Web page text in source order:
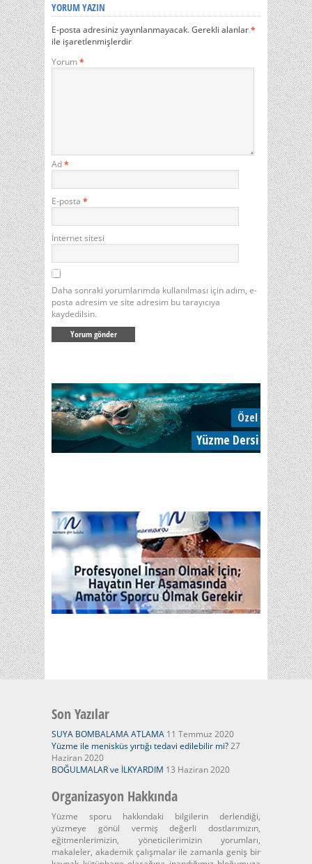
YORUM YAZIN
E-posta adresiniz yayınlanmayacak.Gerekli alanlar*
ile işaretlenmişlerdir
Yorum *
Ad*
E-posta *
İnternet sitesi
Daha sonraki yorumlarımda kullanılması için adım, e-
posta adresim ve site adresim bu tarayıcıya
kaydedilsin.
Son Yazılar
SUYA BOMBALAMA ATLAMA 11 Temmuz 2020
Yüzme ile menisküs yırtığı tedavi edilebilir mi?27
Haziran 2020
BOĞULMALAR ve İLKYARDIM 13 Haziran 2020
Organizasyon Hakkında
Yüzme sporu hakkındaki bilgilerin derlendiği,
yüzmeye gönül vermiş değerli dostlarımızın,
eğitmenlerimizin, yöneticilerimizin yorumları,
makaleler, akademik çalışmalar ile zamanla geniş bir